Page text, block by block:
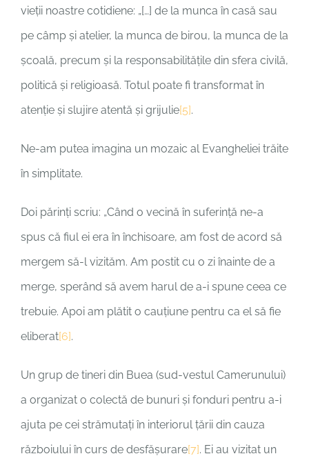
vieții noastre cotidiene: „[…] de la munca în casă sau
pe câmp și atelier, la munca de birou, la munca de la
școală, precum și la responsabilitățile din sfera civilă,
politică și religioasă. Totul poate fi transformat în
atenție și slujire atentă și grijulie[5].
Ne-am putea imagina un mozaic al Evangheliei trăite
în simplitate.
Doi părinți scriu: „Când o vecină în suferință ne-a
spus că fiul ei era în închisoare, am fost de acord să
mergem să-l vizităm. Am postit cu o zi înainte de a
merge, sperând să avem harul de a-i spune ceea ce
trebuie. Apoi am plătit o cauțiune pentru ca el să fie
eliberat[6].
Un grup de tineri din Buea (sud-vestul Camerunului)
a organizat o colectă de bunuri și fonduri pentru a-i
ajuta pe cei strămutați în interiorul țării din cauza
războiului în curs de desfășurare[7]. Ei au vizitat un